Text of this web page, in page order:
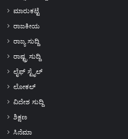
ಮಾರುಕಟ್ಟೆ
ರಾಜಕೀಯ
ರಾಜ್ಯ ಸುದ್ದಿ
ರಾಷ್ಟ್ರ ಸುದ್ದಿ
ಲೈಫ್ ಸ್ಟೈಲ್
ಲೋಕಲ್
ವಿದೇಶ ಸುದ್ದಿ
ಶಿಕ್ಷಣ
ಸಿನೆಮಾ